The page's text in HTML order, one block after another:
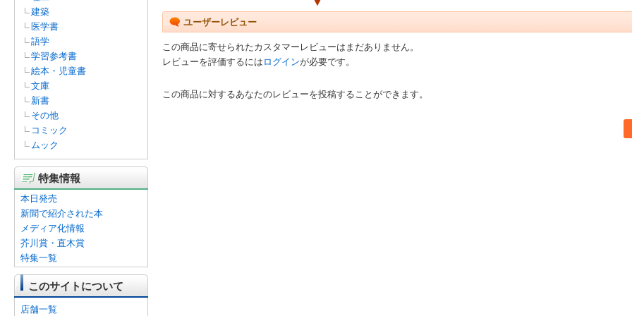
建築
医学書
語学
学習参考書
絵本・児童書
文庫
新書
その他
コミック
ムック
特集情報
本日発売
新聞で紹介された本
メディア化情報
芥川賞・直木賞
特集一覧
このサイトについて
店舗一覧
ユーザーレビュー
この商品に寄せられたカスタマーレビューはまだありません。
レビューを評価するには ログインが必要です。
この商品に対するあなたのレビューを投稿することができます。